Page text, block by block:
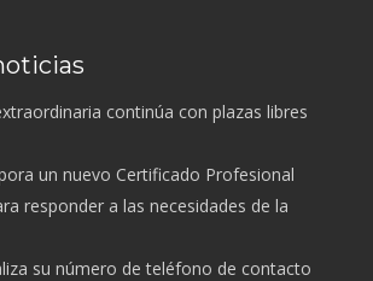
continúa con plazas libres
un nuevo Certificado Profesional
responder a las necesidades de la
su número de teléfono de contacto